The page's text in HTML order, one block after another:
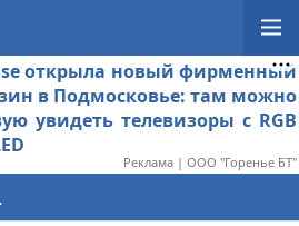
открыла новый фирменный
в Подмосковье: там можно
увидеть телевизоры с RGB
Реклама | ООО "Горенье БТ"